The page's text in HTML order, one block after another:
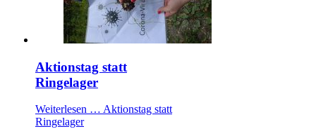
Aktionstag statt
Ringelager
Weiterlesen … Aktionstag statt
Ringelager